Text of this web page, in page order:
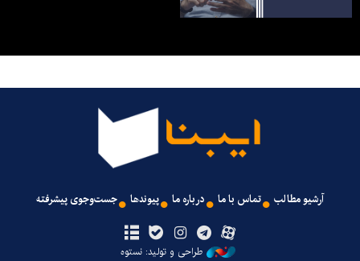
آرشیو مطالب تماس با ما درباره ما پیوندها جست‌وجوی پیشرفته
طراحی و تولید: نستوه